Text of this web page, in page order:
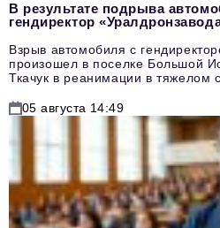
В результате подрыва
гендиректор
Взрыв автомобиля с
произошел в поселке Большой
Ткачук в реанимации в тяжелом
05 августа 14:49